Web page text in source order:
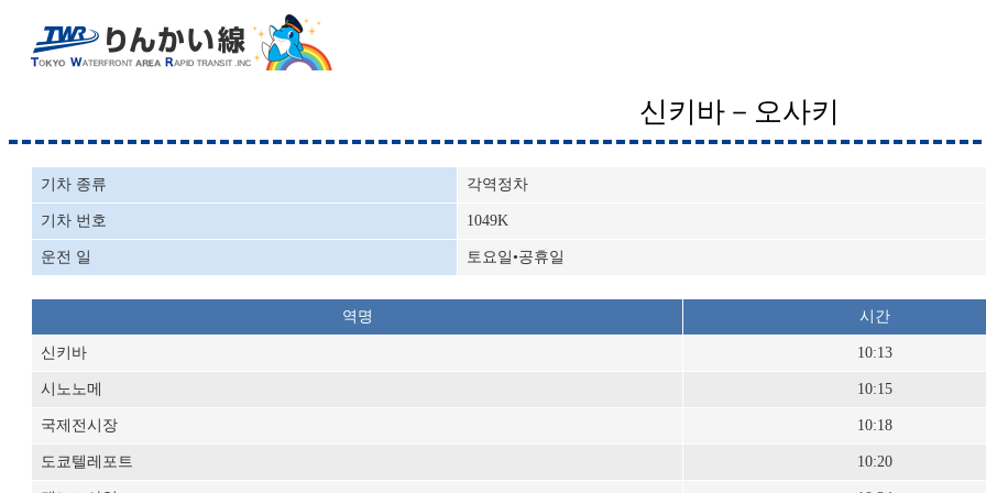
신키바－오사키
기차 종류 각역정차
기차 번호 1049K
운전 일 토요일•공휴일
역명 시간
신키바 10:13
시노노메 10:15
국제전시장 10:18
도쿄텔레포트 10:20